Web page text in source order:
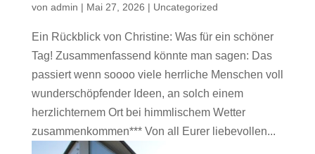
von admin | Mai 27, 2026 | Uncategorized
Ein Rückblick von Christine: Was für ein schöner
Tag! Zusammenfassend könnte man sagen: Das
passiert wenn soooo viele herrliche Menschen voll
wunderschöpfender Ideen, an solch einem
herzlichternem Ort bei himmlischem Wetter
zusammenkommen*** Von all Eurer liebevollen...